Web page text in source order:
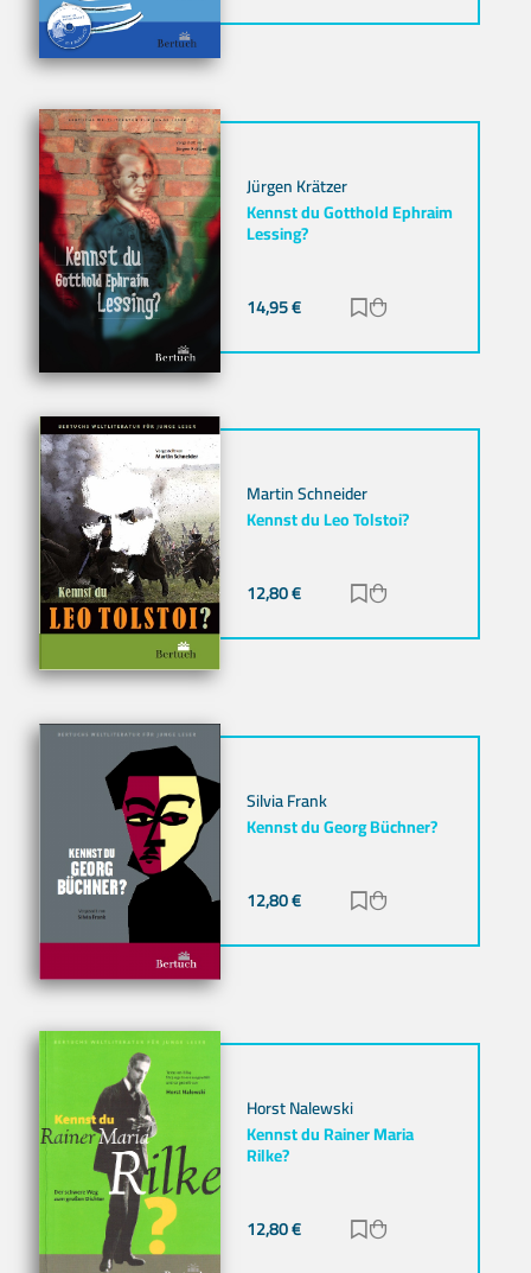
Jürgen Krätzer
Kennst du Gotthold Ephraim
Lessing?
14,95€ Zur Merkliste
Martin Schneider
Kennst du Leo Tolstoi?
12,80€ Zur Merkliste
Silvia Frank
Kennst du Georg Büchner?
12,80€ Zur Merkliste
Horst Nalewski
Kennst du Rainer Maria
Rilke?
12,80€ Zur Merkliste